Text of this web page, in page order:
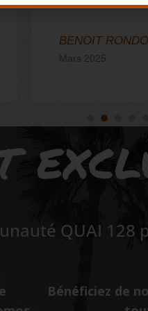
BENOIT
Mars 2025
QUAI 128
Bénéficiez de